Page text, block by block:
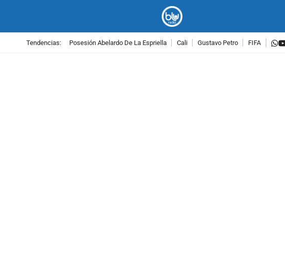
Tendencias: Posesión Abelardo De La Espriella Cali Gustavo Petro FIFA